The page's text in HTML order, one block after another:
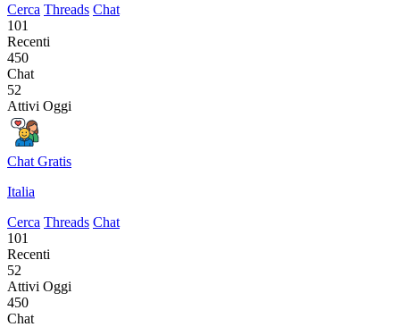
Cerca Threads Chat
101
Recenti
450
Chat
52
Attivi Oggi
Chat Gratis
Italia
Cerca Threads Chat
101
Recenti
52
Attivi Oggi
450
Chat